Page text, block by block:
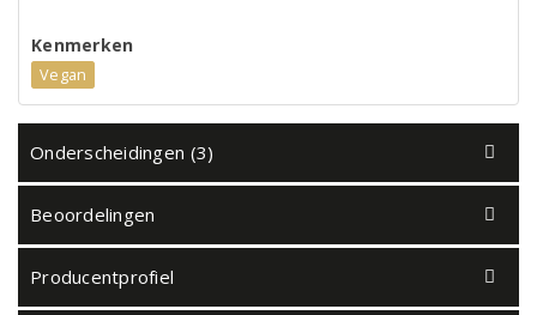
Kenmerken
Vegan
Onderscheidingen (3)
Beoordelingen
Producentprofiel